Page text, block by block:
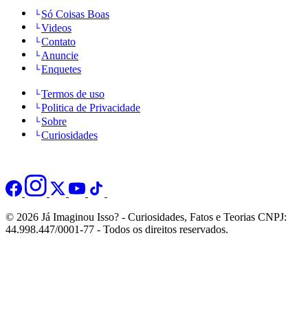
Só Coisas Boas
Videos
Contato
Anuncie
Enquetes
Termos de uso
Politica de Privacidade
Sobre
Curiosidades
© 2026 Já Imaginou Isso? - Curiosidades, Fatos e Teorias CNPJ:
44.998.447/0001-77 - Todos os direitos reservados.